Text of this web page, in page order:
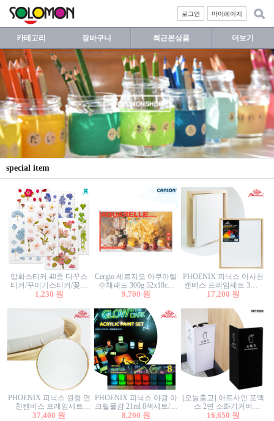
마이페이지
로그인
카테고리 장바구니 최근본상품 더보기
special item
압화스티커 40종 다꾸스
티커/꾸미기스티커/꽃스
티커/압화꽃책갈피/팬시
1,230 원
Cergio 세르지오 아쿠아렐
수채패드 300g 32x18cm
12매 1면제본
9,700 원
PHOENIX 피닉스 아사천
캔버스 프레임세트 3호F
27.3x22cm 캔버스와 올림
17,200 원
PHOENIX 피닉스 원형 면
천캔버스 프레임세트
40cm/원형캔버스/플로팅
37,400 원
PHOENIX 피닉스 야광 아
크릴물감 21ml 8색세트/야
광물감
8,200 원
[오늘출고] 아트사인 포멕
스 2면 소화기커버
1470/1471/소화기커버/소
16,650 원